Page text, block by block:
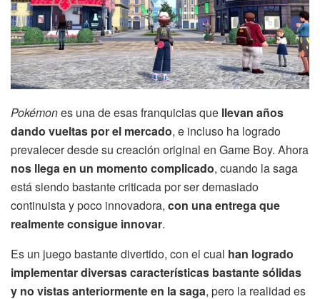
Pokémones una de esas franquicias que llevan años
dando vueltas por el mercado, e incluso ha logrado
prevalecer desde su creación original en Game Boy. Ahora
nos llega en un momento complicado, cuando la saga
está siendo bastante criticada por ser demasiado
continuista y poco innovadora, con una entrega que
realmente consigue innovar.
Es un juego bastante divertido, con el cual han logrado
implementar diversas características bastante sólidas
y no vistas anteriormente en la saga, pero la realidad es